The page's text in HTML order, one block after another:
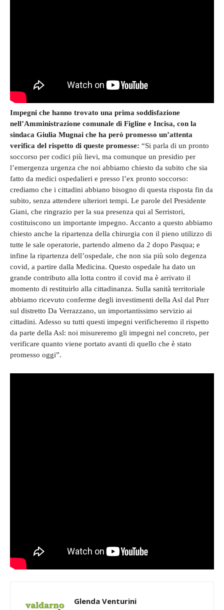
Impegni che hanno trovato una prima soddisfazione
nell’Amministrazione comunale di Figline e Incisa, con la
sindaca Giulia Mugnai che ha però promesso un’attenta
verifica del rispetto di queste promesse: “Si parla di un pronto
soccorso per codici più lievi, ma comunque un presidio per
l’emergenza urgenza che noi abbiamo chiesto da subito che sia
fatto da medici ospedalieri e presso l’ex pronto soccorso:
crediamo che i cittadini abbiano bisogno di questa risposta fin da
subito, senza attendere ulteriori tempi. Le parole del Presidente
Giani, che ringrazio per la sua presenza qui al Serristori,
costituiscono un importante impegno. Accanto a questo abbiamo
chiesto anche la ripartenza della chirurgia con il pieno utilizzo di
tutte le sale operatorie, partendo almeno da 2 dopo Pasqua; e
infine la ripartenza dell’ospedale, che non sia più solo degenza
covid, a partire dalla Medicina. Questo ospedale ha dato un
grande contributo alla lotta contro il covid ma è arrivato il
momento di restituirlo alla cittadinanza. Sulla sanità territoriale
abbiamo ricevuto conferme degli investimenti della Asl dal Pnrr
sul distretto Da Verrazzano, un importantissimo servizio ai
cittadini. Adesso su tutti questi impegni verificheremo il rispetto
da parte della Asl: noi misureremo gli impegni nel concreto, per
verificare quanto viene portato avanti di quello che è stato
promesso oggi”.
Glenda Venturini